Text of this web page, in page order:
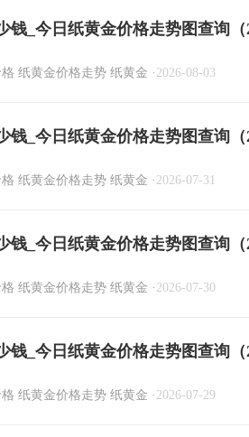
钱_今日纸黄金价格走势图查询（
纸黄金价格走势 纸黄金 · 2026-08-03
钱_今日纸黄金价格走势图查询（
纸黄金价格走势 纸黄金 · 2026-07-31
钱_今日纸黄金价格走势图查询（
纸黄金价格走势 纸黄金 · 2026-07-30
钱_今日纸黄金价格走势图查询（
纸黄金价格走势 纸黄金 · 2026-07-29